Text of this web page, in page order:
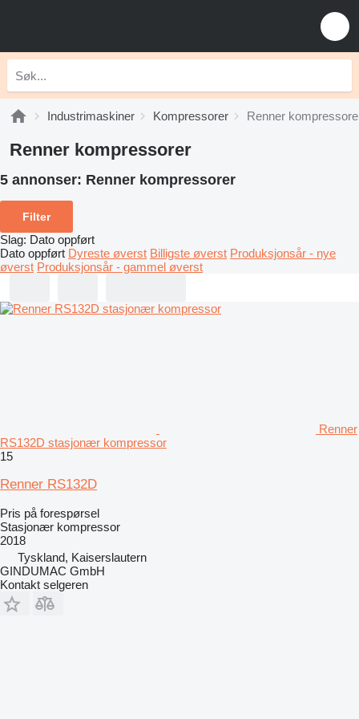
Industrimaskiner Kompressorer Renner
Renner kompressorer
5 annonser: Renner kompressorer
Filter
Slag: Dato oppført
Dato oppført Dyreste øverst Billigste øverst Produksjonsår - nye
øverst Produksjonsår - gammel øverst
Renner
RS132D stasjonær kompressor
15
Renner RS132D
Pris på forespørsel
Stasjonær kompressor
2018
Tyskland, Kaiserslautern
GINDUMAC GmbH
Kontakt selgeren